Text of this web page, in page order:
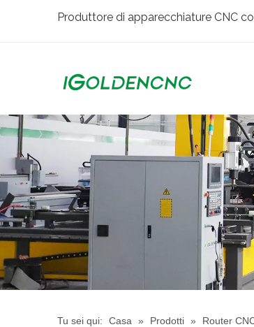
Produttore di apparecchiature CNC
Tu sei qui: Casa » Prodotti » Router